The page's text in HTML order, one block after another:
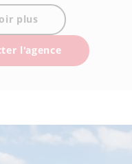
plus
l'agence